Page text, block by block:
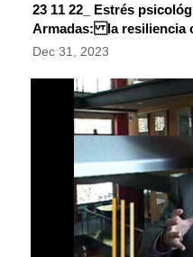
23 11 22_ Estrés
Armadas: la resiliencia
de recuperación
Dec 31, 2023